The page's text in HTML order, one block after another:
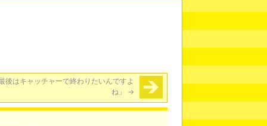
後はキャッチャーで終わりたいんですよ
ね」 →